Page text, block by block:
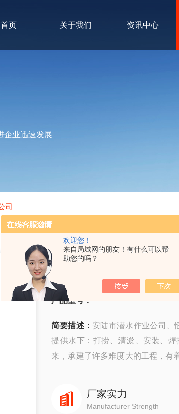
欢迎您！
来自局域网的朋友！有什么可以帮
助您的吗？
首页 关于我们 资讯中心
企业迅速发展
司
安陆市潜水作业公司
产品型号：
简要描述： 安陆市潜水作业公司、
提供水下：打捞、清淤、安装、
来，承建了许多难度大的工程，有
厂家实力
Manufacturer Strength